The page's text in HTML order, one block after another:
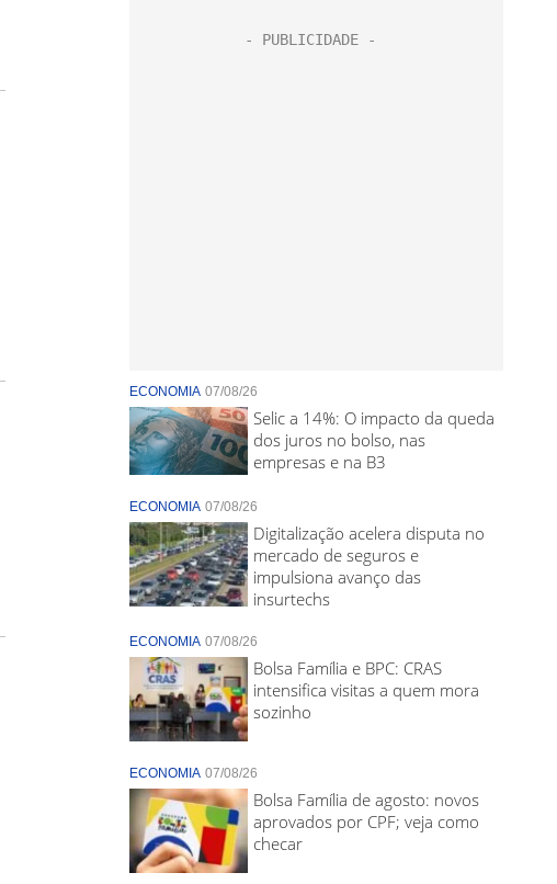
ECONOMIA 07/08/26
Selic a 14%: O impacto da queda
dos juros no bolso, nas
empresas e na B3
ECONOMIA 07/08/26
Digitalização acelera disputa no
mercado de seguros e
impulsiona avanço das
insurtechs
ECONOMIA 07/08/26
Bolsa Família e BPC: CRAS
intensifica visitas a quem mora
sozinho
ECONOMIA 07/08/26
Bolsa Família de agosto: novos
aprovados por CPF; veja como
checar